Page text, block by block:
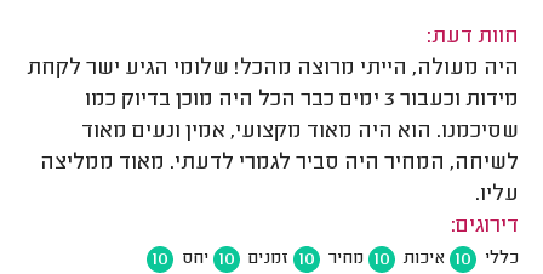
חוות דעת:
היה מעולה, הייתי מרוצה מהכל! שלומי הגיע ישר לקחת
מידות וכעבור 3 ימים כבר הכל היה מוכן בדיוק כמו
שסיכמנו. הוא היה מאוד מקצועי, אמין ונעים מאוד
לשיחה, המחיר היה סביר לגמרי לדעתי. מאוד ממליצה
עליו.
דירוגים:
כללי 10 איכות 10 מחיר 10 זמנים 10 יחס 10